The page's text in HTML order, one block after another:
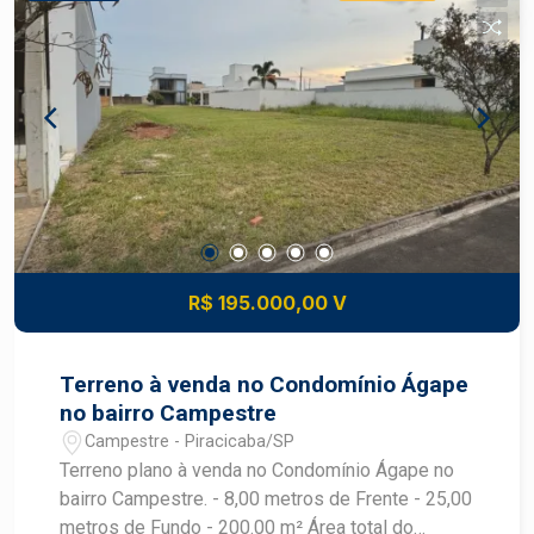
R$ 195.000,00 V
Terreno à venda no Condomínio Ágape
no bairro Campestre
Campestre - Piracicaba/SP
Terreno plano à venda no Condomínio Ágape no
bairro Campestre. - 8,00 metros de Frente - 25,00
metros de Fundo - 200.00 m² Área total do